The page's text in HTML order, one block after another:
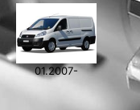
01.2007-